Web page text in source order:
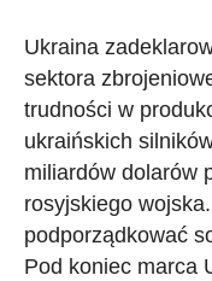
Ukraina
sektora
trudności w
ukraińskich
miliardów dolarów
rosyjskiego
podporządkować
Pod koniec marca